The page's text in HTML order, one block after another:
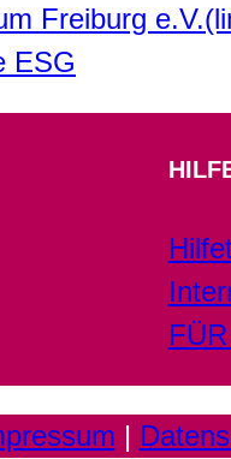
Freiburg
ESG
|